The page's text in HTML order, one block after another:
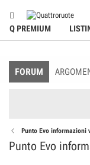
Q PREMIUM
FORUM
Punto Evo informazioni
Punto Evo